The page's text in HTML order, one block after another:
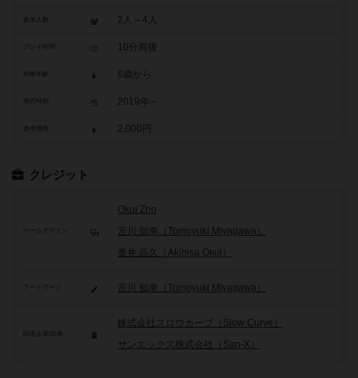
参加人数 2人～4人
10分前後
6歳から
2019年～
参考価格 2,000円
クレジット
ゲームデザイン
Okui Zno
宮川 知幸（Tomoyuki Miyagawa）
奥井 晶久（Akihisa Okui）
アートワーク 宮川 知幸（Tomoyuki Miyagawa）
株式会社スロウカーブ（Slow Curve）
サンエックス株式会社（San-X）